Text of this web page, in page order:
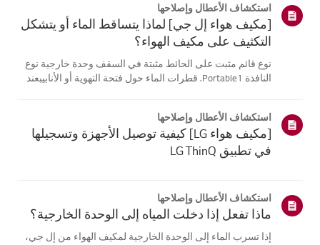
توصيلات المقابس الكهربائية. ...
استكشاف الأعطال وإصلاحها
[مكيف هواء إل جي] لماذا يتساقط الماء أو يتشكل
التكثيف على مكيف الهواء؟
نوع قائم مثبت على الحائط مثبتة في السقف وحدة خارجية نوع
النافذة Portable1. قطرات الماء حول فتحة التهوية أو الأنابيبعند
فيالغرفة...
استكشاف الأعطال وإصلاحها
[مكيف هواء LG] كيفية توصيل الأجهزة وتسجيلها
في تطبيق LG ThinQ
استكشاف الأعطال وإصلاحها
ماذا تفعل إذا دخلت المياه إلى الوحدة الخارجية؟
إذا تسرب الماء إلى الوحدة الخارجية لمكيف الهواء من إل جي،